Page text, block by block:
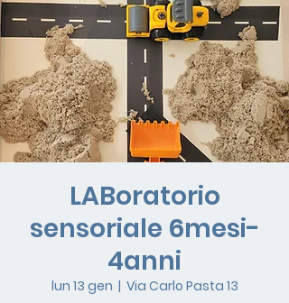
LABoratorio
sensoriale 6mesi-
4anni
lun 13 gen
  |
Via Carlo Pasta 13